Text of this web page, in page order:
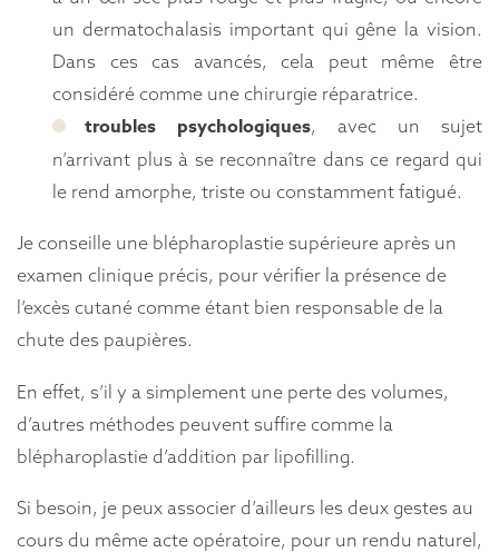
un dermatochalasis important qui gêne la vision.
Dans ces cas avancés, cela peut même être
considéré comme une chirurgie réparatrice.
troubles psychologiques, avec un sujet
n’arrivant plus à se reconnaître dans ce regard qui
le rend amorphe, triste ou constamment fatigué.
Je conseille une blépharoplastie supérieure après un
examen clinique précis, pour vérifier la présence de
l’excès cutané comme étant bien responsable de la
chute des paupières.
En effet, s’il y a simplement une perte des volumes,
d’autres méthodes peuvent suffire comme la
blépharoplastie d’addition par lipofilling.
Si besoin, je peux associer d’ailleurs les deux gestes au
cours du même acte opératoire, pour un rendu naturel,